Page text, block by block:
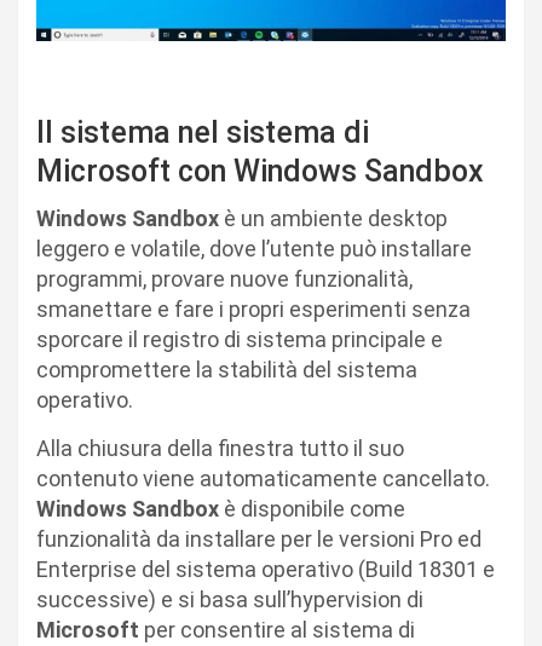
Il sistema nel sistema di
Microsoft con Windows Sandbox
Windows Sandbox è un ambiente desktop
leggero e volatile, dove l’utente può installare
programmi, provare nuove funzionalità,
smanettare e fare i propri esperimenti senza
sporcare il registro di sistema principale e
compromettere la stabilità del sistema
operativo.
Alla chiusura della finestra tutto il suo
contenuto viene automaticamente cancellato.
Windows Sandbox è disponibile come
funzionalità da installare per le versioni Pro ed
Enterprise del sistema operativo (Build 18301 e
successive) e si basa sull’hypervision di
Microsoft per consentire al sistema di